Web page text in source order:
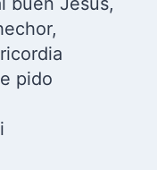
pido